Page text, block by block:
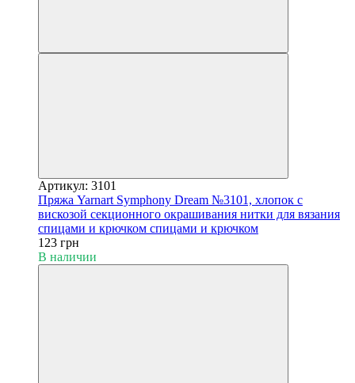
Артикул: 3101
Пряжа Yarnart Symphony Dream №3101, хлопок с
вискозой секционного окрашивания нитки для вязания
спицами и крючком спицами и крючком
123 грн
В наличии